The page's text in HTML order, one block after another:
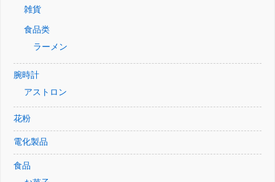
雑貨
食品类
ラーメン
腕時計
アストロン
花粉
電化製品
食品